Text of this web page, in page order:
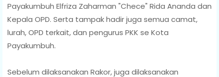
Payakumbuh Elfriza Zaharman "Chece" Rida Ananda dan
Kepala OPD. Serta tampak hadir juga semua camat,
lurah, OPD terkait, dan pengurus PKK se Kota
Payakumbuh.
Sebelum dilaksanakan Rakor, juga dilaksanakan